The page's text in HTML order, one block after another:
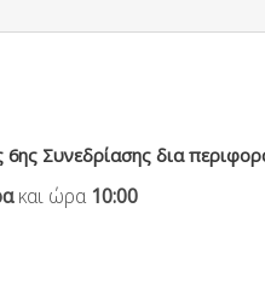
6ης Συνεδρίασης δια
και ώρα 10:00